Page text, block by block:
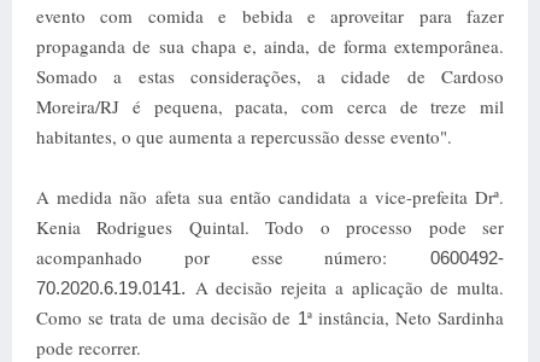
evento com comida e bebida e aproveitar para fazer
propaganda de sua chapa e, ainda, de forma extemporânea.
Somado a estas considerações, a cidade de Cardoso
Moreira/RJ é pequena, pacata, com cerca de treze mil
habitantes, o que aumenta a repercussão desse evento".
A medida não afeta sua então candidata a vice-prefeita Drª.
Kenia Rodrigues Quintal. Todo o processo pode ser
acompanhado por esse número: 0600492-
70.2020.6.19.0141. A decisão rejeita a aplicação de multa.
Como se trata de uma decisão de 1ª instância, Neto Sardinha
pode recorrer.